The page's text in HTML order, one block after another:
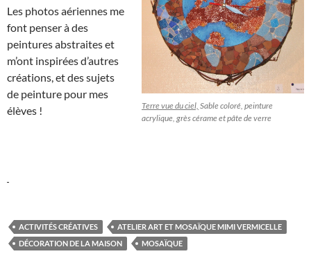
Terre vue du ciel, Sable coloré, peinture
acrylique, grès cérame et pâte de verre
Les photos aériennes me
font penser à des
peintures abstraites et
m’ont inspirées d’autres
créations, et des sujets
de peinture pour mes
élèves !
ACTIVITÉS CRÉATIVES
ATELIER ART ET MOSAÏQUE MIMI VERMICELLE
DÉCORATION DE LA MAISON
MOSAÏQUE